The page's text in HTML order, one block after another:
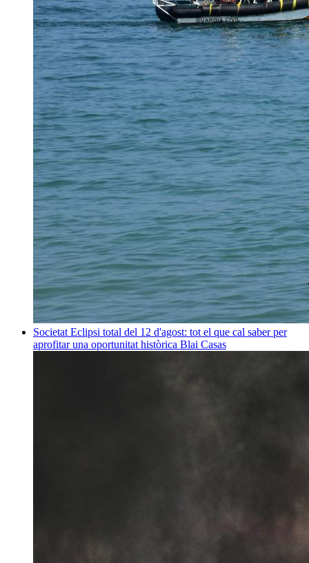
Societat Eclipsi total del 12 d'agost: tot el que cal saber per
aprofitar una oportunitat històrica Blai Casas